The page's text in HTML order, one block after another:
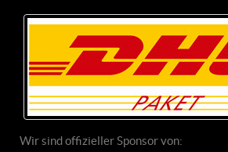
Wir sind offizieller Sponsor von: